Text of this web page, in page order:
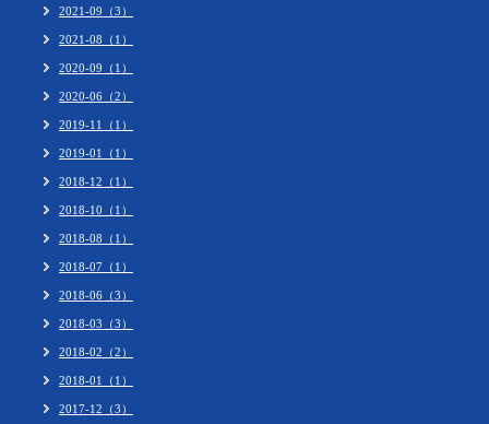
2021-09（3）
2021-08（1）
2020-09（1）
2020-06（2）
2019-11（1）
2019-01（1）
2018-12（1）
2018-10（1）
2018-08（1）
2018-07（1）
2018-06（3）
2018-03（3）
2018-02（2）
2018-01（1）
2017-12（3）